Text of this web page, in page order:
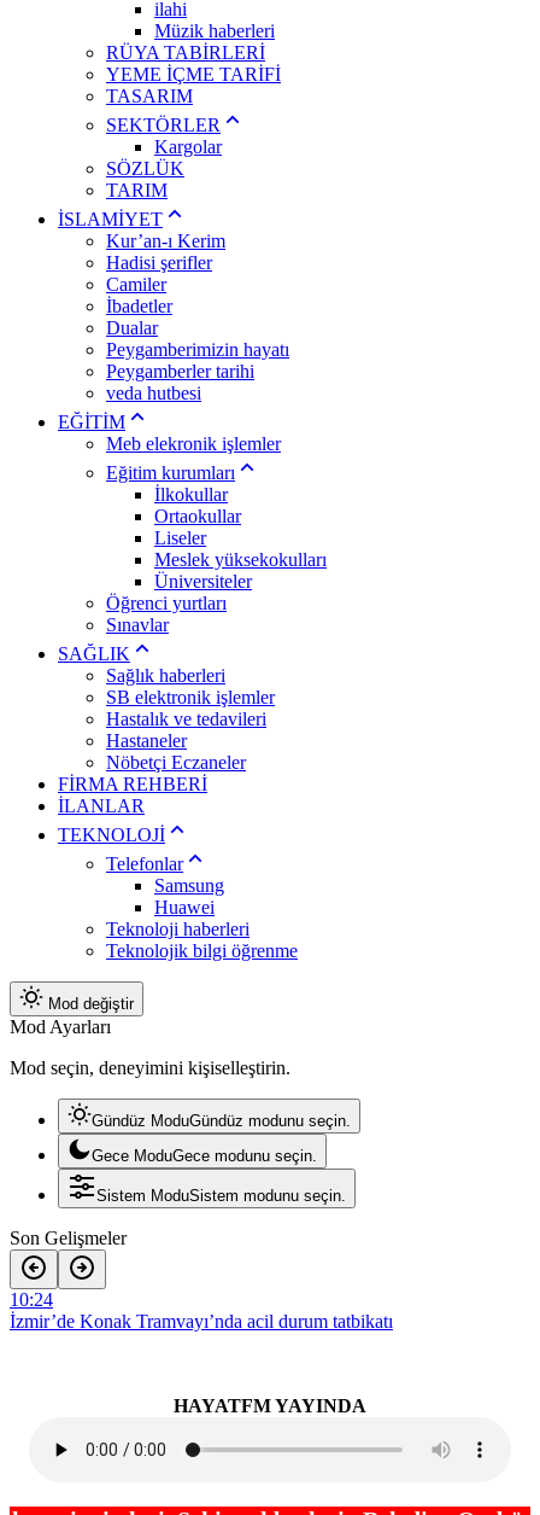
ilahi
Müzik haberleri
RÜYA TABİRLERİ
YEME İÇME TARİFİ
TASARIM
SEKTÖRLER
Kargolar
SÖZLÜK
TARIM
İSLAMİYET
Kur’an-ı Kerim
Hadisi şerifler
Camiler
İbadetler
Dualar
Peygamberimizin hayatı
Peygamberler tarihi
veda hutbesi
EĞİTİM
Meb elekronik işlemler
Eğitim kurumları
İlkokullar
Ortaokullar
Liseler
Meslek yüksekokulları
Üniversiteler
Öğrenci yurtları
Sınavlar
SAĞLIK
Sağlık haberleri
SB elektronik işlemler
Hastalık ve tedavileri
Hastaneler
Nöbetçi Eczaneler
FİRMA REHBERİ
İLANLAR
TEKNOLOJİ
Telefonlar
Samsung
Huawei
Teknoloji haberleri
Teknolojik bilgi öğrenme
Mod değiştir
Mod Ayarları
Mod seçin, deneyimini kişiselleştirin.
Gündüz ModuGündüz modunu seçin.
Gece ModuGece modunu seçin.
Sistem ModuSistem modunu seçin.
Son Gelişmeler
10:24
İzmir’de Konak Tramvayı’nda acil durum tatbikatı
Bursa İnegöl’de Turgutalp Kentsel Dönüşüm Projesi hızla ilerliyor
HAYATFM YAYINDA